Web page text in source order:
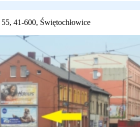
41-600, Świętochłowice